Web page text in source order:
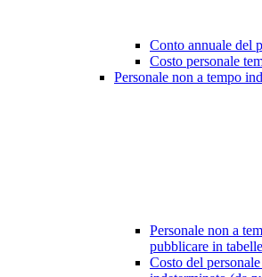
Conto annuale del
Costo personale
Personale non a tempo
Personale non a
pubblicare in
Costo del